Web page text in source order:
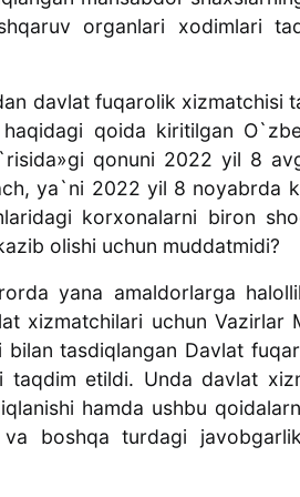
organlari xodimlari
davlat fuqarolik xizmatchisi
qoida kiritilgan
qonuni 2022 yil 8
ya`ni 2022 yil 8 noyabrda
korxonalarni biron
olishi uchun muddatmidi?
yana amaldorlarga
xizmatchilari uchun Vazirlar
tasdiqlangan Davlat
taqdim etildi. Unda davlat
hamda ushbu
boshqa turdagi